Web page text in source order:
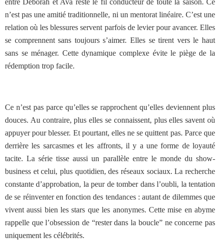
entre Deborah et Ava reste le fil conducteur de toute la saison. Ce
n’est pas une amitié traditionnelle, ni un mentorat linéaire. C’est une
relation où les blessures servent parfois de levier pour avancer. Elles
se comprennent sans toujours s’aimer. Elles se tirent vers le haut
sans se ménager. Cette dynamique complexe évite le piège de la
rédemption trop facile.
Ce n’est pas parce qu’elles se rapprochent qu’elles deviennent plus
douces. Au contraire, plus elles se connaissent, plus elles savent où
appuyer pour blesser. Et pourtant, elles ne se quittent pas. Parce que
derrière les sarcasmes et les affronts, il y a une forme de loyauté
tacite. La série tisse aussi un parallèle entre le monde du show-
business et celui, plus quotidien, des réseaux sociaux. La recherche
constante d’approbation, la peur de tomber dans l’oubli, la tentation
de se réinventer en fonction des tendances : autant de dilemmes que
vivent aussi bien les stars que les anonymes. Cette mise en abyme
rappelle que l’obsession de “rester dans la boucle” ne concerne pas
uniquement les célébrités.